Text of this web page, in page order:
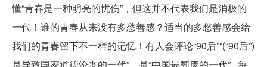
懂“青春是一种明亮的忧伤”，但这并不代表我们是消极的
一代！谁的青春从来没有多愁善感？适当的多愁善感会给
我们的青春留下不一样的记忆！有人会评论“90后”“(“90后”)
是导致国家道德沦丧的一代”，是“中国最颓废的一代”...每